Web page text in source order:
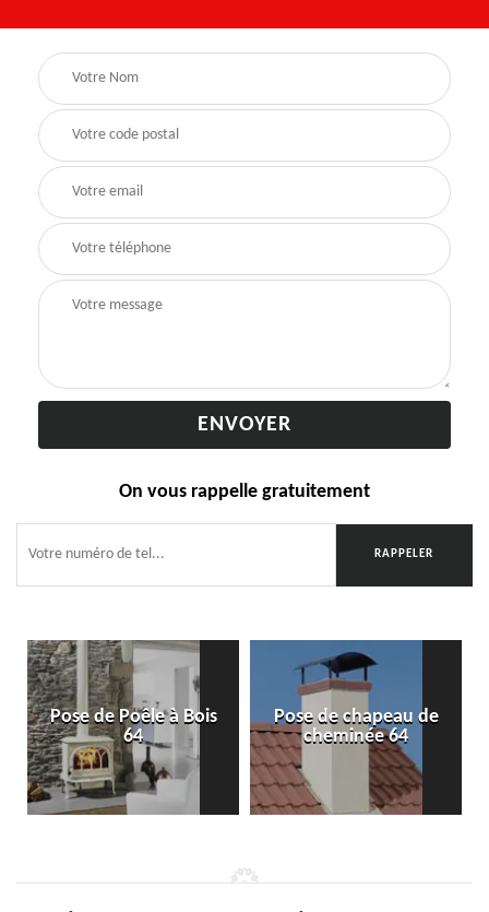
On vous rappelle gratuitement
Pose de Poêle à Bois
64
Pose de chapeau de
cheminée 64